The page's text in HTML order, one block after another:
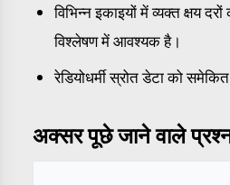
विभिन्न इकाइयों में व्यक्त क्षय
विश्लेषण में आवश्यक है।
रेडियोधर्मी स्रोत डेटा को
अक्सर पूछे जाने वाले